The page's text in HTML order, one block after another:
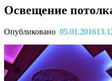
Освещение
Опубликовано 05.01.2016